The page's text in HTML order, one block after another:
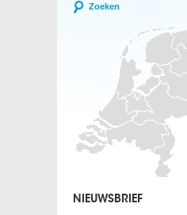
Zoeken
NIEUWSBRIEF